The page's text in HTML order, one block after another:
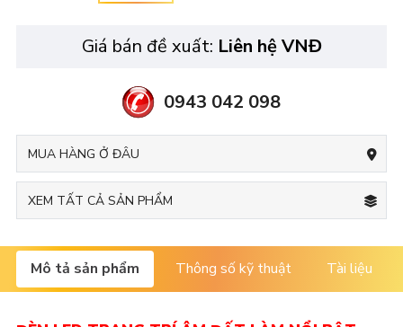
Giá bán đề xuất: Liên hệ VNĐ
0943 042 098
MUA HÀNG Ở ĐÂU
XEM TẤT CẢ SẢN PHẨM
Mô tả sản phẩm Thông số kỹ thuật Tài liệu